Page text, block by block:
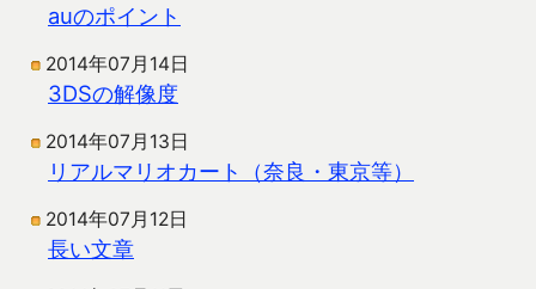
auのポイント
2014年07月14日
3DSの解像度
2014年07月13日
リアルマリオカート（奈良・東京等）
2014年07月12日
長い文章